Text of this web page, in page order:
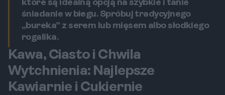
które są idealną opcją na szybkie i tanie
śniadanie w biegu. Spróbuj tradycyjnego
„bureka” z serem lub mięsem albo słodkiego
rogalika.
Kawa, Ciasto i Chwila
Wytchnienia: Najlepsze
Kawiarnie i Cukiernie